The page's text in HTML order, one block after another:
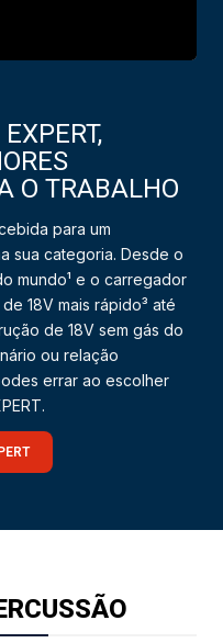
O TRABALHO
para um
sua categoria. Desde o
mundo¹ e o carregador
18V mais rápido³ até
de 18V sem gás do
ou relação
errar ao escolher